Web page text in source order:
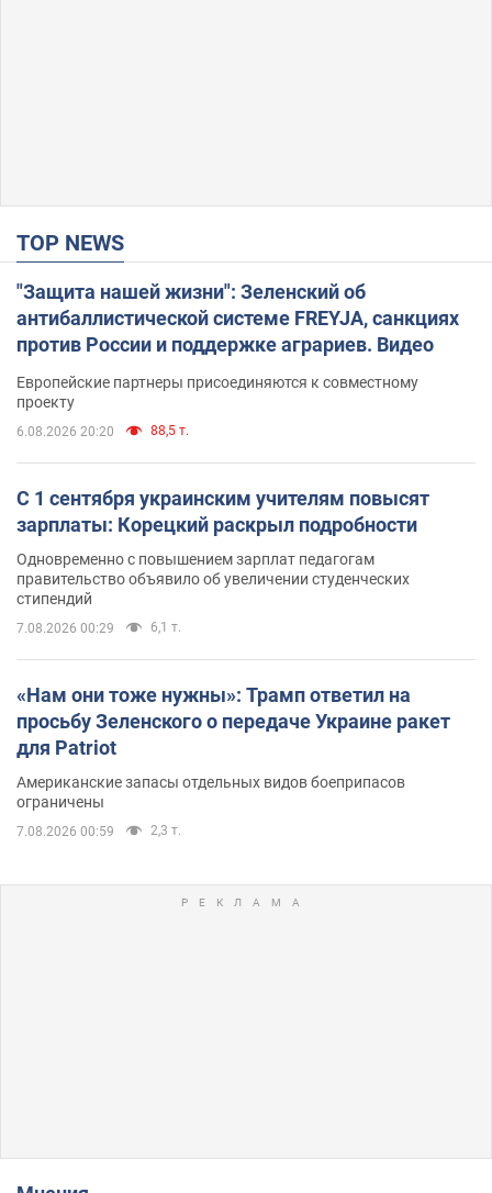
TOP NEWS
"Защита нашей жизни": Зеленский об
антибаллистической системе FREYJA, санкциях
против России и поддержке аграриев. Видео
Европейские партнеры присоединяются к совместному
проекту
6.08.2026 20:20 88,5 т.
С 1 сентября украинским учителям повысят
зарплаты: Корецкий раскрыл подробности
Одновременно с повышением зарплат педагогам
правительство объявило об увеличении студенческих
стипендий
7.08.2026 00:29 6,1 т.
«Нам они тоже нужны»: Трамп ответил на
просьбу Зеленского о передаче Украине ракет
для Patriot
Американские запасы отдельных видов боеприпасов
ограничены
7.08.2026 00:59 2,3 т.